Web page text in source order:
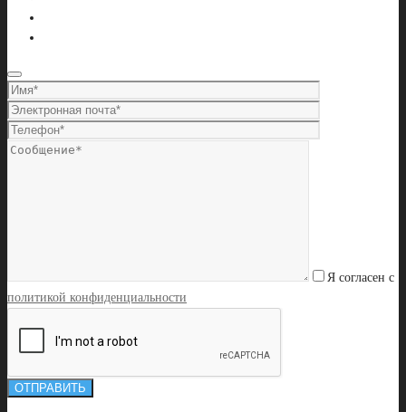
Я согласен с
политикой конфиденциальности